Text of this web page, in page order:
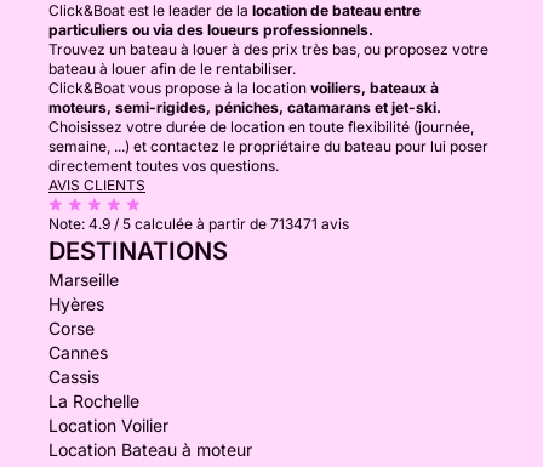
Click&Boat est le leader de la location de bateau entre
particuliers ou via des loueurs professionnels.
Trouvez un bateau à louer à des prix très bas, ou proposez votre
bateau à louer afin de le rentabiliser.
Click&Boat vous propose à la location voiliers, bateaux à
moteurs, semi-rigides, péniches, catamarans et jet-ski.
Choisissez votre durée de location en toute flexibilité (journée,
semaine, ...) et contactez le propriétaire du bateau pour lui poser
directement toutes vos questions.
AVIS CLIENTS
Note: 4.9 / 5 calculée à partir de 713471 avis
DESTINATIONS
Marseille
Hyères
Corse
Cannes
Cassis
La Rochelle
Location Voilier
Location Bateau à moteur